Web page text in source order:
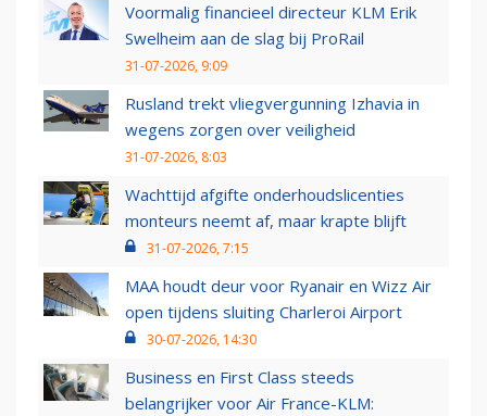
Voormalig financieel directeur KLM Erik
Swelheim aan de slag bij ProRail
31-07-2026, 9:09
Rusland trekt vliegvergunning Izhavia in
wegens zorgen over veiligheid
31-07-2026, 8:03
Wachttijd afgifte onderhoudslicenties
monteurs neemt af, maar krapte blijft
31-07-2026, 7:15
MAA houdt deur voor Ryanair en Wizz Air
open tijdens sluiting Charleroi Airport
30-07-2026, 14:30
Business en First Class steeds
belangrijker voor Air France-KLM: